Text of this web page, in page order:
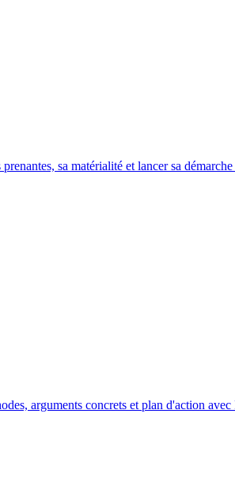
sa matérialité et lancer sa
arguments concrets et plan d'action